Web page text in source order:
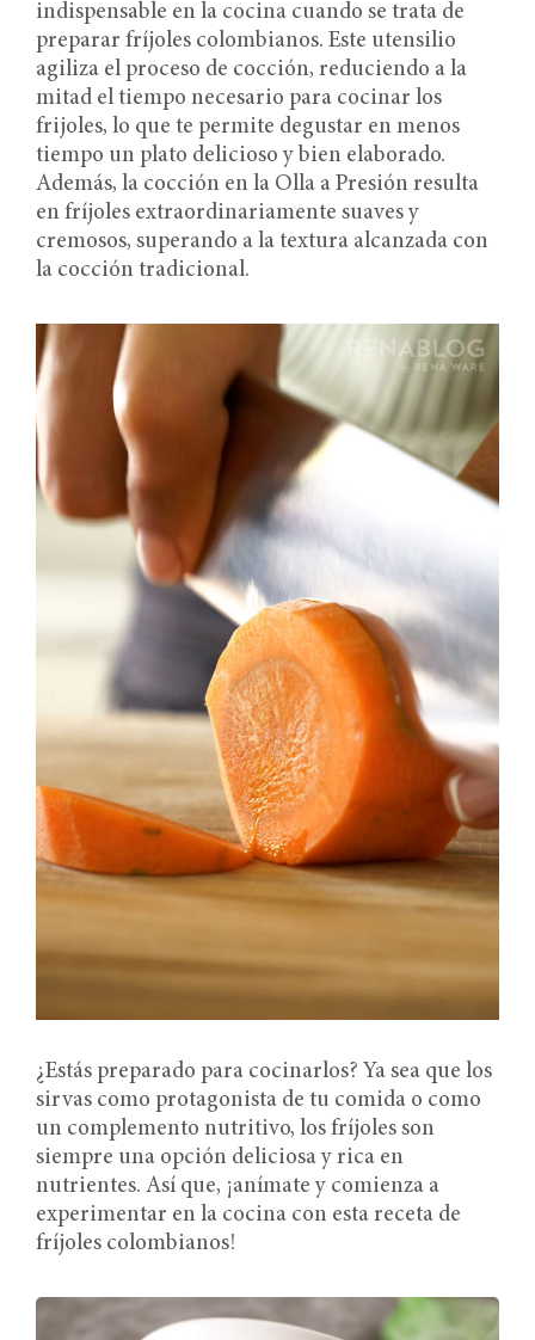
indispensable en la cocina cuando se trata de
preparar fríjoles colombianos. Este utensilio
agiliza el proceso de cocción, reduciendo a la
mitad el tiempo necesario para cocinar los
frijoles, lo que te permite degustar en menos
tiempo un plato delicioso y bien elaborado.
Además, la cocción en la Olla a Presión resulta
en fríjoles extraordinariamente suaves y
cremosos, superando a la textura alcanzada con
la cocción tradicional.
¿Estás preparado para cocinarlos? Ya sea que los
sirvas como protagonista de tu comida o como
un complemento nutritivo, los fríjoles son
siempre una opción deliciosa y rica en
nutrientes. Así que, ¡anímate y comienza a
experimentar en la cocina con esta receta de
fríjoles colombianos!